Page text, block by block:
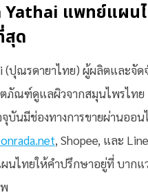
Yathai แพทย์แผน
สุด
(ปุณรดายาไทย) ผู้ผลิตและจัด
ภัณฑ์ดูแลผิวจากสมุนไพรไทย
บันมีช่องทางการขายผ่านออน
, Shopee, และ
ไทยให้คำปรึกษาอยู่ที่ บากแ